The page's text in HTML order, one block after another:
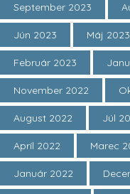
September 2023
Jún 2023 Máj 2023
Február 2023
November 2022
August 2022 Júl
Apríl 2022 Marec
Január 2022